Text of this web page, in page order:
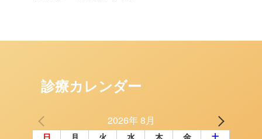
診療カレンダー
2026年 8月
日 月 火 水 木 金 土